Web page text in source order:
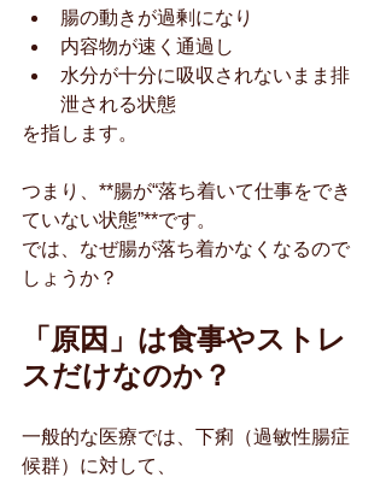
腸の動きが過剰になり
内容物が速く通過し
水分が十分に吸収されないまま排
泄される状態
を指します。
つまり、**腸が“落ち着いて仕事をでき
ていない状態”**です。
では、なぜ腸が落ち着かなくなるので
しょうか？
「原因」は食事やストレ
スだけなのか？
一般的な医療では、下痢（過敏性腸症
候群）に対して、